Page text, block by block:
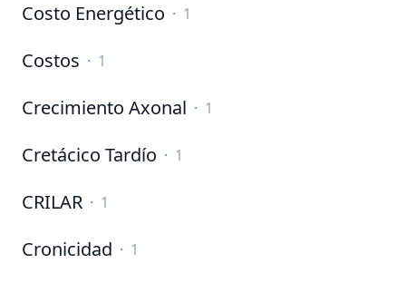
Costo Energético · 1
Costos · 1
Crecimiento Axonal · 1
Cretácico Tardío · 1
CRILAR · 1
Cronicidad · 1